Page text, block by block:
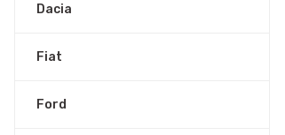
Dacia
Fiat
Ford